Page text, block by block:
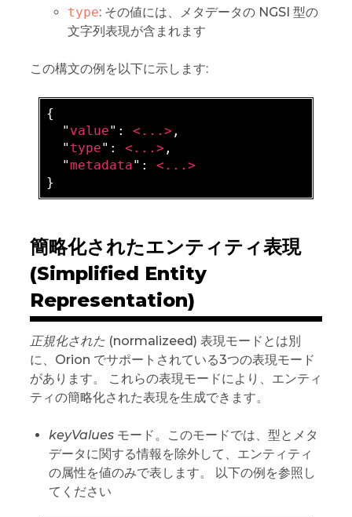
type: その値には、メタデータの NGSI 型の
文字列表現が含まれます
この構文の例を以下に示します:
{
  "
value": <...> ,
  "
type": <...> ,
  "
metadata":
簡略化されたエンティティ表現
(Simplified Entity
Representation)
正規化された(normalizeed) 表現モードとは別
に、Orion でサポートされている3つの表現モード
があります。 これらの表現モードにより、エンティ
ティの簡略化された表現を生成できます。
keyValuesモード。このモードでは、型とメタ
データに関する情報を除外して、エンティティ
の属性を値のみで表します。 以下の例を参照し
てください